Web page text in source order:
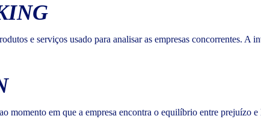
e serviços usado para analisar as empresas concorrentes.
momento em que a empresa encontra o equilíbrio entre prejuízo e